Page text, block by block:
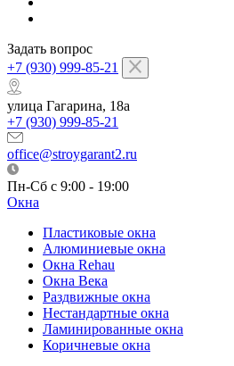
Задать вопрос
+7 (930) 999-85-21
улица Гагарина, 18а
+7 (930) 999-85-21
office@stroygarant2.ru
Пн-Сб с 9:00 - 19:00
Окна
Пластиковые окна
Алюминиевые окна
Окна Rehau
Окна Века
Раздвижные окна
Нестандартные окна
Ламинированные окна
Коричневые окна